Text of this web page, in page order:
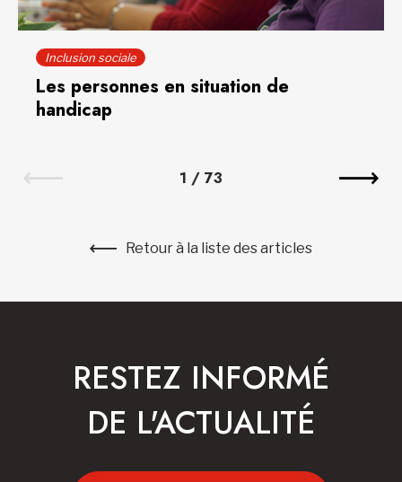
Inclusion sociale
Les personnes en situation de
handicap
1 / 73
Retour à la liste des articles
RESTEZ INFORMÉ
DE L'ACTUALITÉ